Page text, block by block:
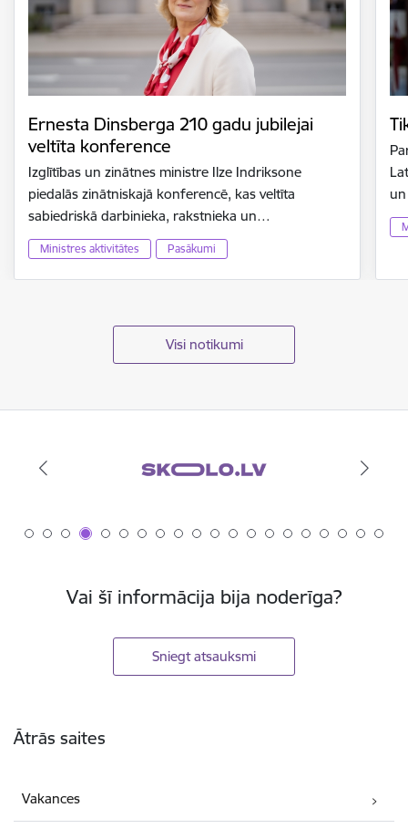
Ernesta Dinsberga 210 gadu jubilejai
veltīta konference
Izglītības un zinātnes ministre Ilze Indriksone
piedalās zinātniskajā konferencē, kas veltīta
sabiedriskā darbinieka, rakstnieka un…
Ministres aktivitātes Pasākumi
Visi notikumi
Vai šī informācija bija noderīga?
Sniegt atsauksmi
Ātrās saites
Vakances